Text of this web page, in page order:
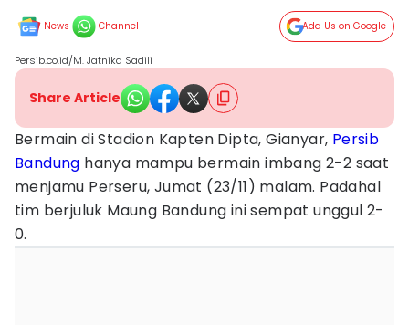
News Channel Add Us on Google
Persib.co.id/M. Jatnika Sadili
Share Article
Bermain di Stadion Kapten Dipta, Gianyar, Persib
Bandung hanya mampu bermain imbang 2-2 saat
menjamu Perseru, Jumat (23/11) malam. Padahal
tim berjuluk Maung Bandung ini sempat unggul 2-
0.